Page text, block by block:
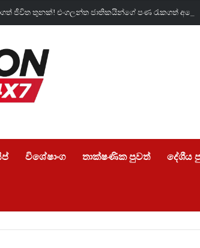
ජීවිත තුනක්! එංගලන්ත ජාතිකයින්ගේ පණ රැකගත් අපේ
විශේෂාංග තාක්ෂණික පුවත් දේශීය